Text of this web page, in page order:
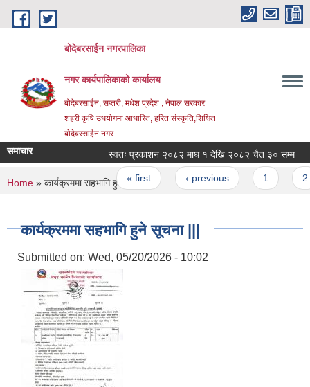
Skip to main content
बोदेबरसाईन नगरपालिका
नगर कार्यपालिकाको कार्यालय
बोदेबरसाईन, सप्तरी, मधेश प्रदेश , नेपाल सरकार
शहरी कृषि उधयोगमा आधारित, हरित संस्कृति,शिक्षित
बोदेबरसाईन नगर
समाचार स्वतः प्रकाशन २०८२ माघ १ देखि २०८२ चैत ३० सम्म
Pages
« first ‹ previous
You are here
Home » कार्यक्रममा सहभागि हुने सूचना |||
कार्यक्रममा सहभागि हुने सूचना |||
Submitted on: Wed, 05/20/2026 - 10:02